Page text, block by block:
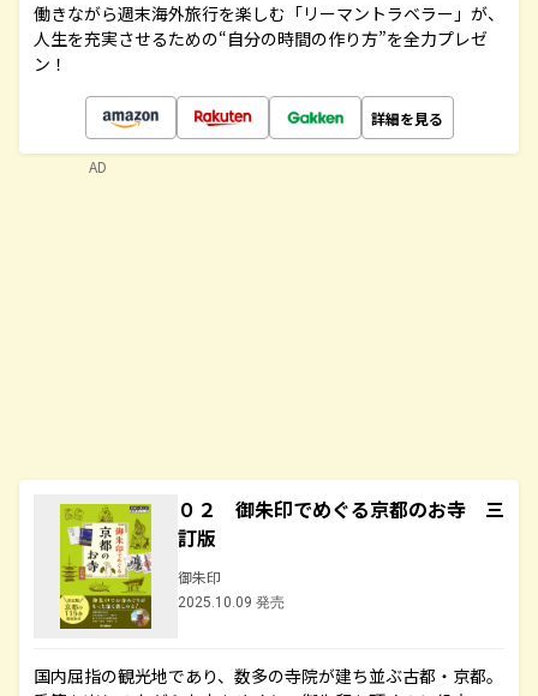
働きながら週末海外旅行を楽しむ「リーマントラベラー」が、
人生を充実させるための“自分の時間の作り方”を全力プレゼ
ン！
詳細を見る
０２ 御朱印でめぐる京都のお寺 三
訂版
御朱印
2025.10.09 発売
国内屈指の観光地であり、数多の寺院が建ち並ぶ古都・京都。
AD